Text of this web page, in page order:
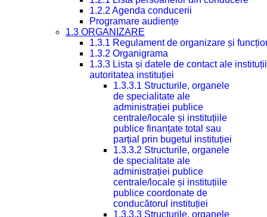
1.2.2 Agenda conducerii
Programare audiențe
1.3 ORGANIZARE
1.3.1 Regulament de organizare și
1.3.2 Organigrama
1.3.3 Lista și datele de contact ale
autoritatea instituției
1.3.3.1 Structurile, organele
de specialitate ale
administrației publice
centrale/locale și instituțiile
publice finanțate total sau
parțial prin bugetul instituției
1.3.3.2 Structurile, organele
de specialitate ale
administrației publice
centrale/locale și instituțiile
publice coordonate de
conducătorul instituției
1.3.3.3 Structurile, organele